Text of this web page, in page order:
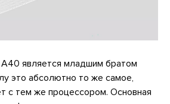
является младшим братом
это абсолютно то же самое,
с тем же процессором. Основная